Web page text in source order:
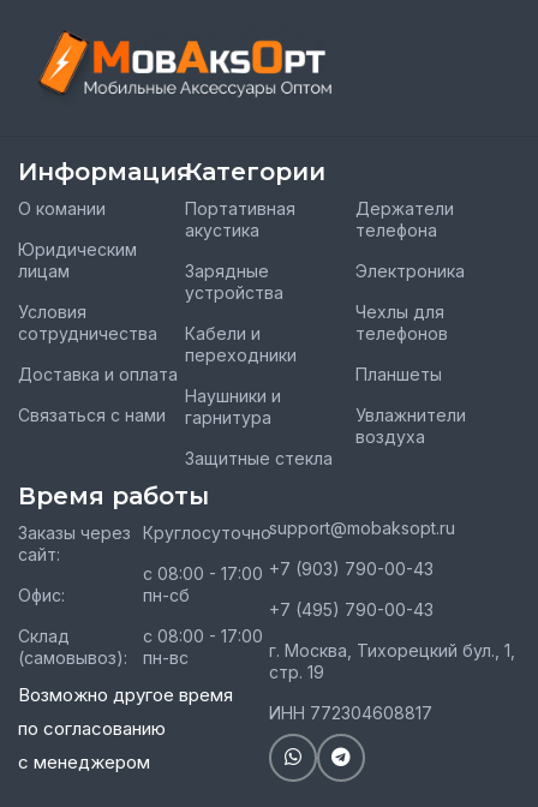
Информация
О комании
Юридическим
лицам
Условия
сотрудничества
Доставка и оплата
Связаться с нами
Категории
Портативная
акустика
Зарядные
устройства
Кабели и
переходники
Наушники и
гарнитура
Защитные стекла
Держатели
телефона
Электроника
Чехлы для
телефонов
Планшеты
Увлажнители
воздуха
Время работы
Заказы через
сайт:
Офис:
Склад
(самовывоз):
Круглосуточно
с 08:00 - 17:00
пн-сб
с 08:00 - 17:00
пн-вс
Возможно другое время
по согласованию
с менеджером
support@mobaksopt.ru
+7 (903) 790-00-43
+7 (495) 790-00-43
г. Москва, Тихорецкий бул., 1,
стр. 19
ИНН 772304608817